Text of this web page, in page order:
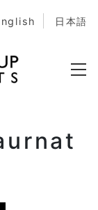
日本語